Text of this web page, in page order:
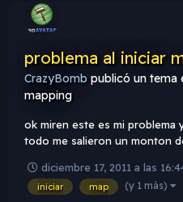
problema al iniciar
CrazyBomb publicó un tema
mapping
ok miren este es mi problema
todo me salieron un monton
couldn`t open cs_fatal.wad y
soluciona ya que trabaje toda
diciembre 17, 2011 a las
iniciar map (y 1 más)